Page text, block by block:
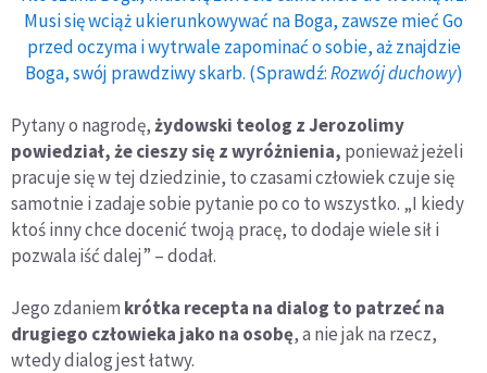
Musi się wciąż ukierunkowywać na Boga, zawsze mieć Go
przed oczyma i wytrwale zapominać o sobie, aż znajdzie
Boga, swój prawdziwy skarb. (Sprawdź:Rozwój duchowy)
Pytany o nagrodę,żydowski teolog z Jerozolimy
powiedział, że cieszy się z wyróżnienia, ponieważ jeżeli
pracuje się w tej dziedzinie, to czasami człowiek czuje się
samotnie i zadaje sobie pytanie po co to wszystko. „I kiedy
ktoś inny chce docenić twoją pracę, to dodaje wiele sił i
pozwala iść dalej” – dodał.
Jego zdaniem krótka recepta na dialog to patrzeć na
drugiego człowieka jako na osobę, a nie jak na rzecz,
wtedy dialog jest łatwy.